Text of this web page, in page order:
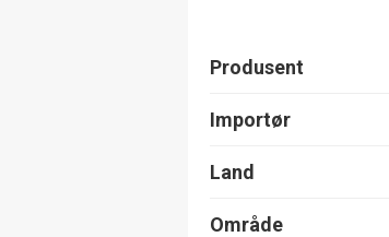
Produsent
Importør
Land
Område